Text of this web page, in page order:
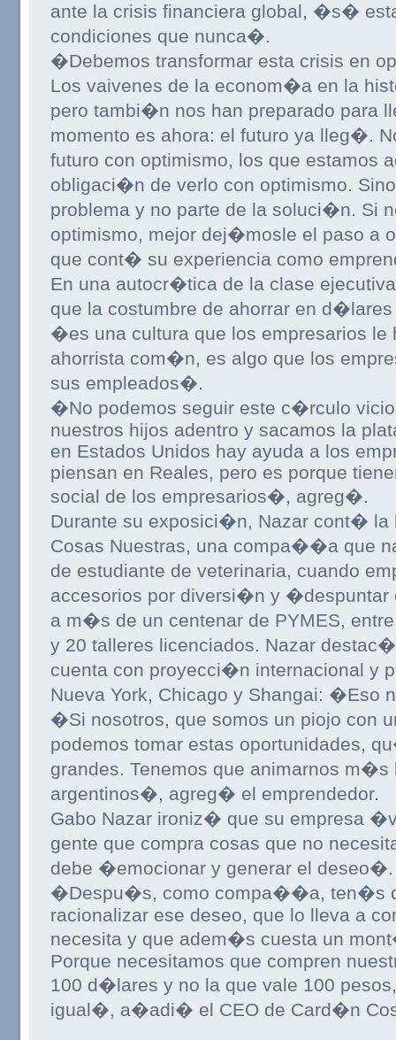
ante la crisis financiera global, �s�
condiciones que nunca�.
�Debemos transformar esta crisis en
Los vaivenes de la econom�a en la
pero tambi�n nos han preparado para
momento es ahora: el futuro ya lleg�.
futuro con optimismo, los que estamos
obligaci�n de verlo con optimismo.
problema y no parte de la soluci�n. Si
optimismo, mejor dej�mosle el paso a
que cont� su experiencia como
En una autocr�tica de la clase
que la costumbre de ahorrar en
�es una cultura que los empresarios
ahorrista com�n, es algo que los
sus empleados�.
�No podemos seguir este c�rculo
nuestros hijos adentro y sacamos la
en Estados Unidos hay ayuda a los
piensan en Reales, pero es porque
social de los empresarios�, agreg�.
Durante su exposici�n, Nazar cont�
Cosas Nuestras, una compa��a que
de estudiante de veterinaria, cuando
accesorios por diversi�n y
a m�s de un centenar de PYMES,
y 20 talleres licenciados. Nazar
cuenta con proyecci�n internacional y
Nueva York, Chicago y Shangai: �Eso
�Si nosotros, que somos un piojo con
podemos tomar estas oportunidades,
grandes. Tenemos que animarnos m�s
argentinos�, agreg� el emprendedor.
Gabo Nazar ironiz� que su empresa
gente que compra cosas que no
debe �emocionar y generar el deseo�.
�Despu�s, como compa��a, ten�s
racionalizar ese deseo, que lo lleva a
necesita y que adem�s cuesta un
Porque necesitamos que compren
100 d�lares y no la que vale 100
igual�, a�adi� el CEO de Card�n